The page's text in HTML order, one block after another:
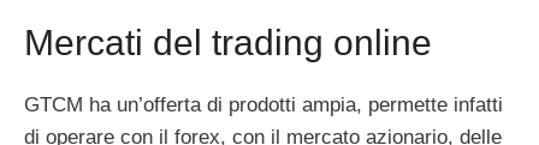
Mercati del trading online
GTCM ha un’offerta di prodotti ampia, permette infatti
di operare con il forex, con il mercato azionario, delle